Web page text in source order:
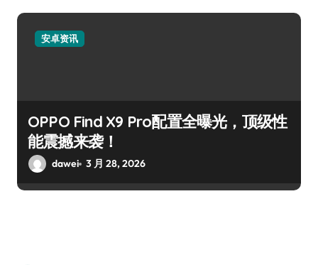
安卓资讯
OPPO Find X9 Pro配置全曝光，顶级性
能震撼来袭！
dawei 3 月 28, 2026